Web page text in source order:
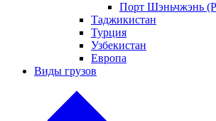
Порт Шэньчжэнь
Таджикистан
Турция
Узбекистан
Европа
Виды грузов